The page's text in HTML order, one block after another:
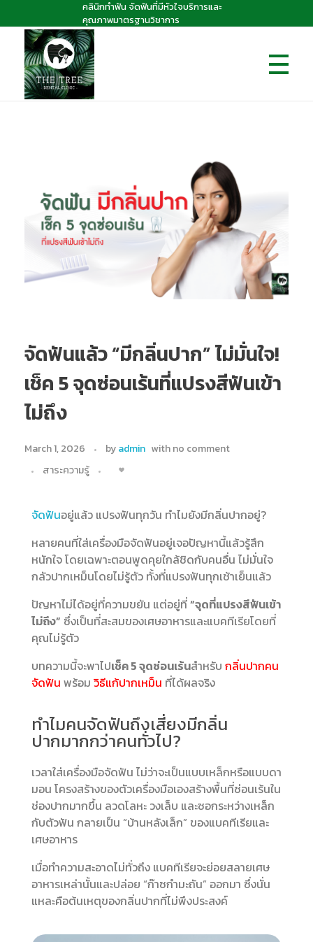
คลินิกทำฟัน จัดฟันที่มีหัวใจบริการและ
คุณภาพมาตรฐานวิชาการ
จัดฟันแล้ว “มีกลิ่นปาก” ไม่มั่นใจ!
เช็ค 5 จุดซ่อนเร้นที่แปรงสีฟันเข้า
ไม่ถึง
March 1, 2026 byadmin withno comment
สาระความรู้
จัดฟันอยู่แล้ว แปรงฟันทุกวัน ทำไมยังมีกลิ่นปากอยู่?
หลายคนที่ใส่เครื่องมือจัดฟันอยู่เจอปัญหานี้แล้วรู้สึก
หนักใจ โดยเฉพาะตอนพูดคุยใกล้ชิดกับคนอื่น ไม่มั่นใจ
กลัวปากเหม็นโดยไม่รู้ตัว ทั้งที่แปรงฟันทุกเช้าเย็นแล้ว
ปัญหาไม่ได้อยู่ที่ความขยัน แต่อยู่ที่“จุดที่แปรงสีฟันเข้า
ไม่ถึง” ซึ่งเป็นที่สะสมของเศษอาหารและแบคทีเรียโดยที่
คุณไม่รู้ตัว
บทความนี้จะพาไปเช็ค 5 จุดซ่อนเร้นสำหรับ กลิ่นปากคน
จัดฟัน พร้อม วิธีแก้ปากเหม็น ที่ได้ผลจริง
ทำไมคนจัดฟันถึงเสี่ยงมีกลิ่น
ปากมากกว่าคนทั่วไป?
เวลาใส่เครื่องมือจัดฟัน ไม่ว่าจะเป็นแบบเหล็กหรือแบบดา
มอน โครงสร้างของตัวเครื่องมือเองสร้างพื้นที่ซ่อนเร้นใน
ช่องปากมากขึ้น ลวดโลหะ วงเล็บ และซอกระหว่างเหล็ก
กับตัวฟัน กลายเป็น “บ้านหลังเล็ก” ของแบคทีเรียและ
เศษอาหาร
เมื่อทำความสะอาดไม่ทั่วถึง แบคทีเรียจะย่อยสลายเศษ
อาหารเหล่านั้นและปล่อย “ก๊าซกำมะถัน” ออกมา ซึ่งนั่น
แหละคือต้นเหตุของกลิ่นปากที่ไม่พึงประสงค์